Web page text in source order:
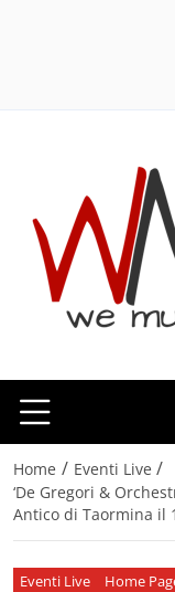
Home / Eventi Live /
‘De Gregori &
Antico di Taormina il
Eventi Live Home